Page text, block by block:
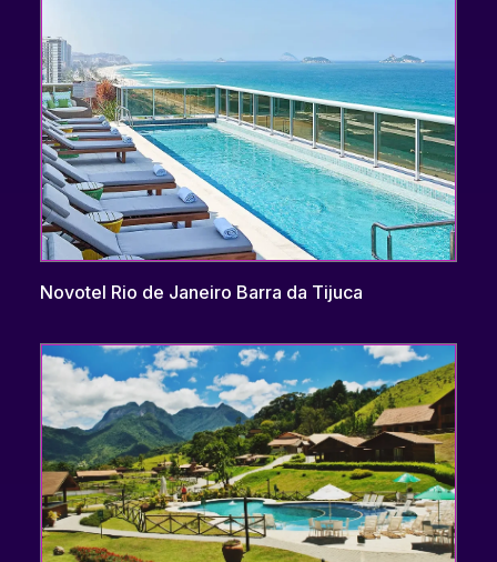
Novotel Rio de Janeiro Barra da Tijuca